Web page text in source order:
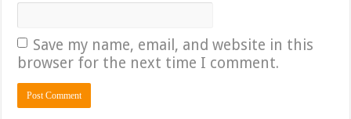
Save my name, email, and website in this
browser for the next time I comment.